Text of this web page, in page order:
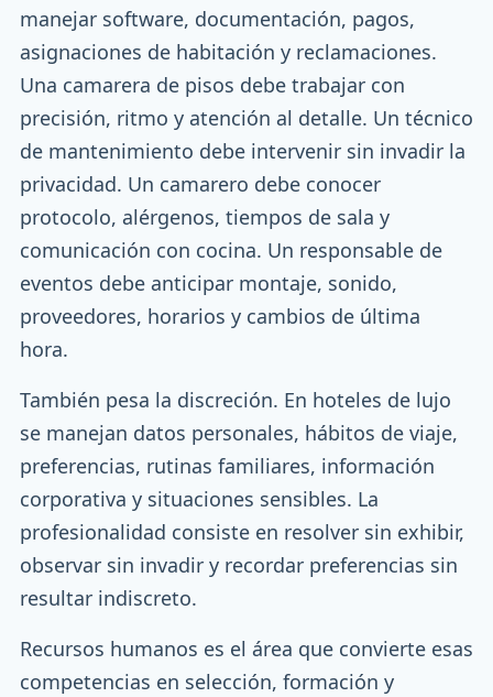
manejar software, documentación, pagos,
asignaciones de habitación y reclamaciones.
Una camarera de pisos debe trabajar con
precisión, ritmo y atención al detalle. Un técnico
de mantenimiento debe intervenir sin invadir la
privacidad. Un camarero debe conocer
protocolo, alérgenos, tiempos de sala y
comunicación con cocina. Un responsable de
eventos debe anticipar montaje, sonido,
proveedores, horarios y cambios de última
hora.
También pesa la discreción. En hoteles de lujo
se manejan datos personales, hábitos de viaje,
preferencias, rutinas familiares, información
corporativa y situaciones sensibles. La
profesionalidad consiste en resolver sin exhibir,
observar sin invadir y recordar preferencias sin
resultar indiscreto.
Recursos humanos es el área que convierte esas
competencias en selección, formación y